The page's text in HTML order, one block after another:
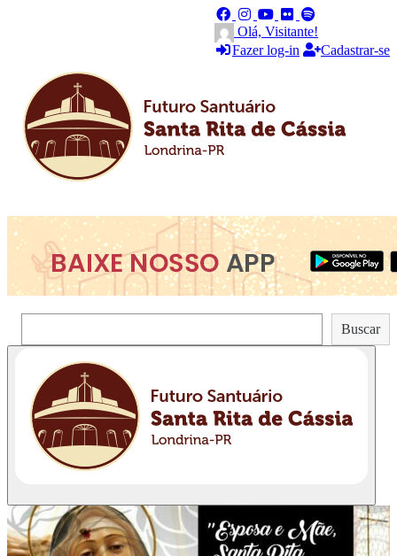
Olá, Visitante!
Fazer log-in
Cadastrar-se
Buscar